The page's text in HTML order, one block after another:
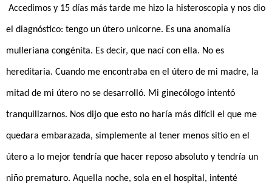
Accedimos y 15 días más tarde me hizo la histeroscopia y nos dio
el diagnóstico: tengo un útero unicorne. Es una anomalía
mulleriana congénita. Es decir, que nací con ella. No es
hereditaria. Cuando me encontraba en el útero de mi madre, la
mitad de mi útero no se desarrolló. Mi ginecólogo intentó
tranquilizarnos. Nos dijo que esto no haría más difícil el que me
quedara embarazada, simplemente al tener menos sitio en el
útero a lo mejor tendría que hacer reposo absoluto y tendría un
niño prematuro. Aquella noche, sola en el hospital, intenté